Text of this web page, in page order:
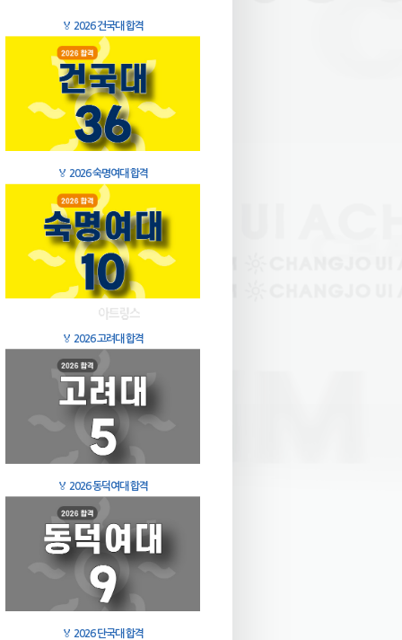
🏅 2026 건국대 합격
🏅 2026 숙명여대 합격
🏅 2026 고려대 합격
🏅 2026 동덕여대 합격
🏅 2026 단국대 합격